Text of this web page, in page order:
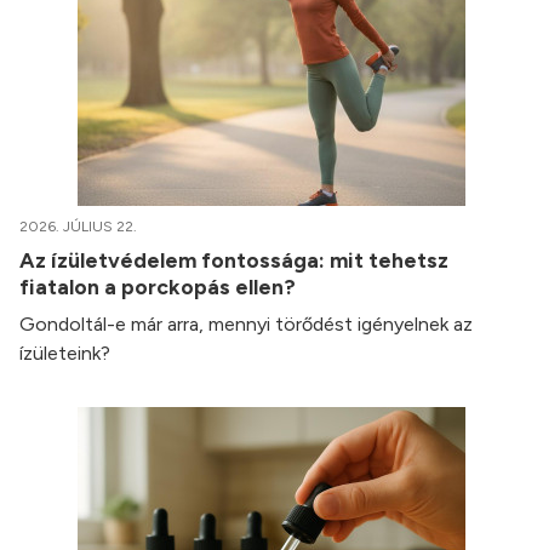
2026. JÚLIUS 22.
Az ízületvédelem fontossága: mit tehetsz
fiatalon a porckopás ellen?
Gondoltál-e már arra, mennyi törődést igényelnek az
ízületeink?